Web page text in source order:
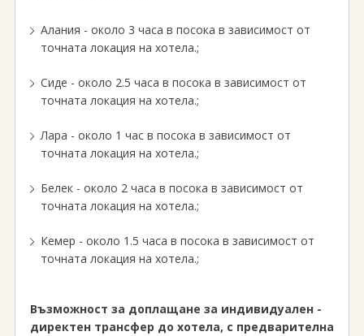
Алания - около 3 часа в посока в зависимост от
точната локация на хотела.;
Сиде - около 2.5 часа в посока в зависимост от
точната локация на хотела.;
Лара - около 1 час в посока в зависимост от
точната локация на хотела.;
Белек - около 2 часа в посока в зависимост от
точната локация на хотела.;
Кемер - около 1.5 часа в посока в зависимост от
точната локация на хотела.;
Възможност за доплащане за индивидуален -
директен трансфер до хотела, с предварителна